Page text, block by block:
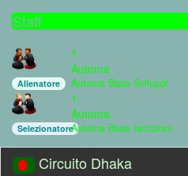
Staff
1
Automa
Allenatore Automa Base Sviluppi
1
Automa
SelezionatoreAutoma Base Iscrizioni
Circuito Dhaka